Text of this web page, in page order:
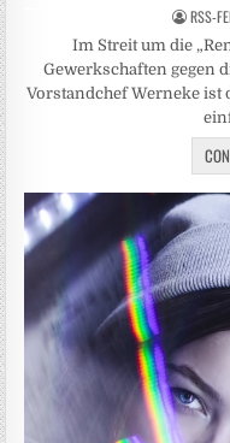
RSS-
Im Streit um die
Gewerkschaften gegen
Vorstandchef Werneke ist